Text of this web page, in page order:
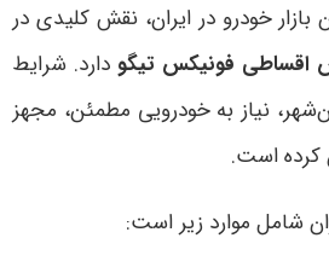
بازار خودرو در ایران، نقش کلیدی در
اقساطی فونیکس تیگو دارد. شرایط
نیاز به خودرویی مطمئن، مجهز
کرده است.
شامل موارد زیر است: